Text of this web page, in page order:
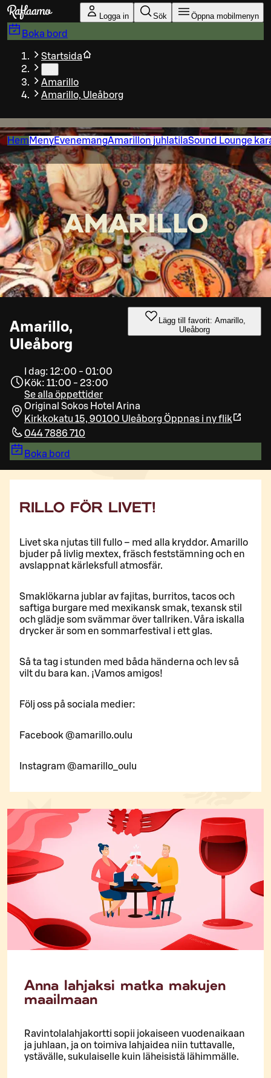
Gå till huvudinnehållet
Logga in Sök Öppna mobilmenyn
Boka bord
Startsida
Amarillo
Amarillo, Uleåborg
Hem MenyEvenemangAmarillon juhlatilaSound Lounge
Amarillo,
Uleåborg
Lägg till favorit: Amarillo,
Uleåborg
I dag: 12:00 - 01:00
Kök: 11:00 - 23:00
Se alla öppettider
Original Sokos Hotel Arina
Kirkkokatu 15, 90100 UleåborgÖppnas i ny flik
044 7886 710
Boka bord
RILLO FÖR LIVET!
Livet ska njutas till fullo – med alla kryddor. Amarillo
bjuder på livlig mextex, fräsch feststämning och en
avslappnat kärleksfull atmosfär.
Smaklökarna jublar av fajitas, burritos, tacos och
saftiga burgare med mexikansk smak, texansk stil
och glädje som svämmar över tallriken. Våra iskalla
drycker är som en sommarfestival i ett glas.
Så ta tag i stunden med båda händerna och lev så
vilt du bara kan. ¡Vamos amigos!
Följ oss på sociala medier:
Facebook @amarillo.oulu
Instagram @amarillo_oulu
Anna lahjaksi matka makujen
maailmaan
Ravintolalahjakortti sopii jokaiseen vuodenaikaan
ja juhlaan, ja on toimiva lahjaidea niin tuttavalle,
ystävälle, sukulaiselle kuin läheisistä lähimmälle.